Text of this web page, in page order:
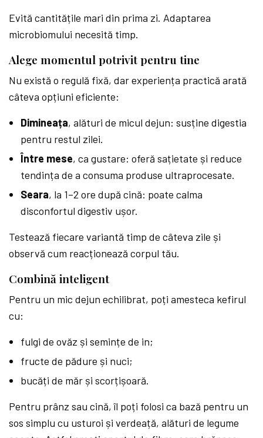
Evită cantitățile mari din prima zi. Adaptarea
microbiomului necesită timp.
Alege momentul potrivit pentru tine
Nu există o regulă fixă, dar experiența practică arată
câteva opțiuni eficiente:
Dimineața, alături de micul dejun: susține digestia
pentru restul zilei.
Între mese, ca gustare: oferă sațietate și reduce
tendința de a consuma produse ultraprocesate.
Seara, la 1–2 ore după cină: poate calma
disconfortul digestiv ușor.
Testează fiecare variantă timp de câteva zile și
observă cum reacționează corpul tău.
Combină inteligent
Pentru un mic dejun echilibrat, poți amesteca kefirul
cu:
fulgi de ovăz și semințe de in;
fructe de pădure și nuci;
bucăți de măr și scorțișoară.
Pentru prânz sau cină, îl poți folosi ca bază pentru un
sos simplu cu usturoi și verdeață, alături de legume